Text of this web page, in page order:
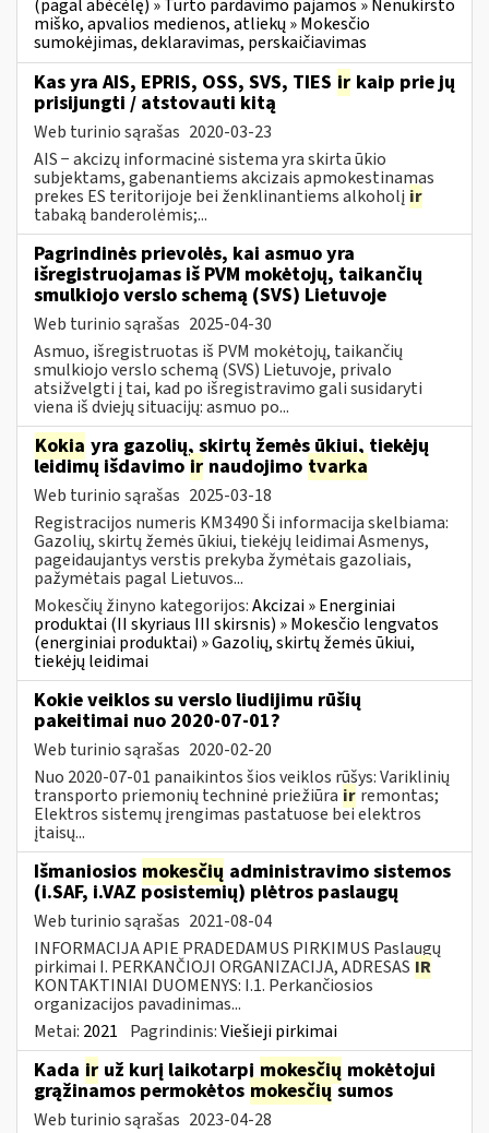
(pagal abėcėlę) » Turto pardavimo pajamos » Nenukirsto
miško, apvalios medienos, atliekų » Mokesčio
sumokėjimas, deklaravimas, perskaičiavimas
Kas yra AIS, EPRIS, OSS, SVS, TIES ir kaip prie jų
prisijungti / atstovauti kitą
Web turinio sąrašas 2020-03-23
AIS − akcizų informacinė sistema yra skirta ūkio
subjektams, gabenantiems akcizais apmokestinamas
prekes ES teritorijoje bei ženklinantiems alkoholį ir
tabaką banderolėmis;...
Pagrindinės prievolės, kai asmuo yra
išregistruojamas iš PVM mokėtojų, taikančių
smulkiojo verslo schemą (SVS) Lietuvoje
Web turinio sąrašas 2025-04-30
Asmuo, išregistruotas iš PVM mokėtojų, taikančių
smulkiojo verslo schemą (SVS) Lietuvoje, privalo
atsižvelgti į tai, kad po išregistravimo gali susidaryti
viena iš dviejų situacijų: asmuo po...
Kokia yra gazolių, skirtų žemės ūkiui, tiekėjų
leidimų išdavimo ir naudojimo tvarka
Web turinio sąrašas 2025-03-18
Registracijos numeris KM3490 Ši informacija skelbiama:
Gazolių, skirtų žemės ūkiui, tiekėjų leidimai Asmenys,
pageidaujantys verstis prekyba žymėtais gazoliais,
pažymėtais pagal Lietuvos...
Mokesčių žinyno kategorijos:Akcizai » Energiniai
produktai (II skyriaus III skirsnis) » Mokesčio lengvatos
(energiniai produktai) » Gazolių, skirtų žemės ūkiui,
tiekėjų leidimai
Kokie veiklos su verslo liudijimu rūšių
pakeitimai nuo 2020-07-01?
Web turinio sąrašas 2020-02-20
Nuo 2020-07-01 panaikintos šios veiklos rūšys: Variklinių
transporto priemonių techninė priežiūra ir remontas;
Elektros sistemų įrengimas pastatuose bei elektros
įtaisų...
Išmaniosios mokesčių administravimo sistemos
(i.SAF, i.VAZ posistemių) plėtros paslaugų
Web turinio sąrašas 2021-08-04
INFORMACIJA APIE PRADEDAMUS PIRKIMUS Paslaugų
pirkimai I. PERKANČIOJI ORGANIZACIJA, ADRESAS IR
KONTAKTINIAI DUOMENYS: I.1. Perkančiosios
organizacijos pavadinimas...
Metai: 2021 Pagrindinis:Viešieji pirkimai
Kada ir už kurį laikotarpį mokesčių mokėtojui
grąžinamos permokėtos mokesčiųsumos
Web turinio sąrašas 2023-04-28